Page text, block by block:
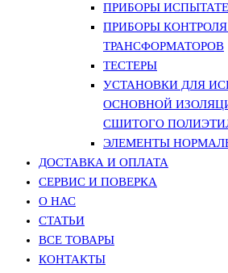
ПРИБОРЫ
ПРИБОРЫ
ТРАНСФОРМАТОРОВ
ТЕСТЕРЫ
УСТАНОВКИ ДЛЯ
ОСНОВНОЙ
СШИТОГО
ЭЛЕМЕНТЫ
ДОСТАВКА И ОПЛАТА
СЕРВИС И ПОВЕРКА
О НАС
СТАТЬИ
ВСЕ ТОВАРЫ
КОНТАКТЫ